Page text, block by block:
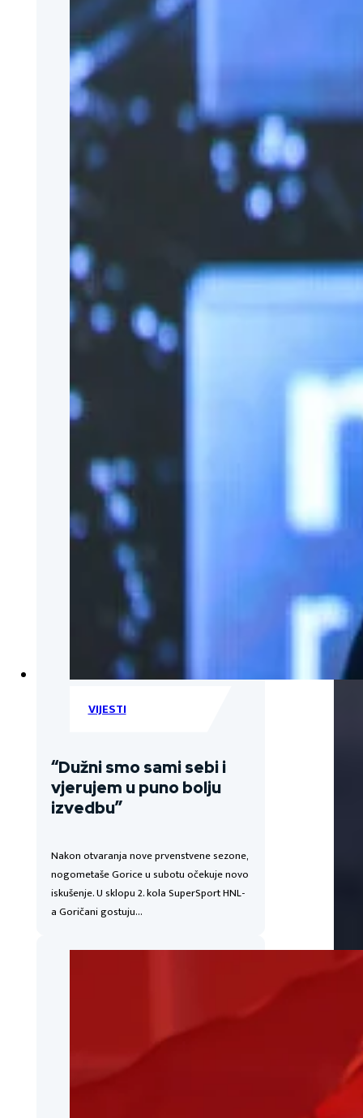
VIJESTI
“Dužni smo sami sebi i
vjerujem u puno bolju
izvedbu”
Nakon otvaranja nove prvenstvene sezone,
nogometaše Gorice u subotu očekuje novo
iskušenje. U sklopu 2. kola SuperSport HNL-
a Goričani gostuju…